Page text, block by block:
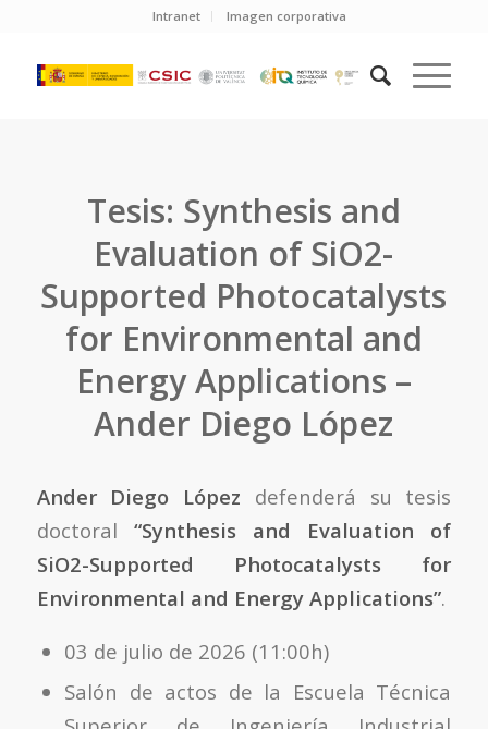
Intranet Imagen corporativa
Tesis: Synthesis and
Evaluation of SiO2-
Supported Photocatalysts
for Environmental and
Energy Applications –
Ander Diego López
Ander Diego López defenderá su tesis
doctoral “Synthesis and Evaluation of
SiO2-Supported Photocatalysts for
Environmental and Energy Applications”.
03 de julio de 2026 (11:00h)
Salón de actos de la Escuela Técnica